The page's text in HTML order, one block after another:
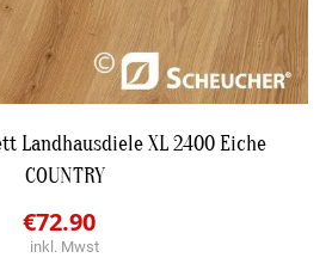
DETAILS
Landhausdiele XL 2400 Eiche
COUNTRY
Original
price
€72.90Current
price
inkl. Mwst